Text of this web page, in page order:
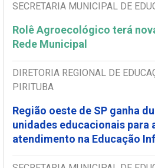
SECRETARIA MUNICIPAL DE
Rolê Agroecológico terá
Rede Municipal
DIRETORIA REGIONAL DE
PIRITUBA
Região oeste de SP ganha
unidades educacionais para
atendimento na Educação